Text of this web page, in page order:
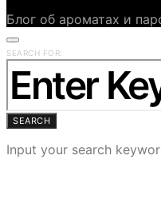
Блог об ароматах и
SEARCH FOR:
SEARCH
Input your search